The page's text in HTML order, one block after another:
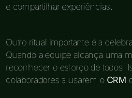
e compartilhar experiências.
Outro ritual importante é a
Quando a equipe alcança uma
reconhecer o esforço de todos.
colaboradores a usarem o CRM